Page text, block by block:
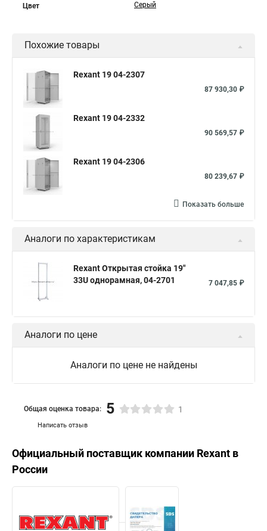
Цвет Серый
Похожие товары
Rexant 19 04-2307
87 930,30 ₽
Rexant 19 04-2332
90 569,57 ₽
Rexant 19 04-2306
80 239,67 ₽
Показать больше
Аналоги по характеристикам
Rexant Открытая стойка 19"
33U однорамная, 04-2701
7 047,85 ₽
Аналоги по цене
Аналоги по цене не найдены
Написать отзыв
Общая оценка товара: 5 1
Официальный поставщик компании Rexant в
России